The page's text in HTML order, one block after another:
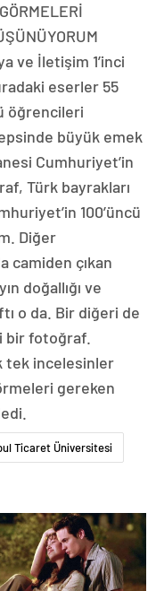
ve İletişim 1’inci
eserler 55
öğrencileri
büyük emek
Cumhuriyet’in
Türk bayrakları
100’üncü
Diğer
camiden çıkan
doğallığı ve
o da. Bir diğeri de
bir fotoğraf.
tek incelesinler
gereken
Ticaret Üniversitesi